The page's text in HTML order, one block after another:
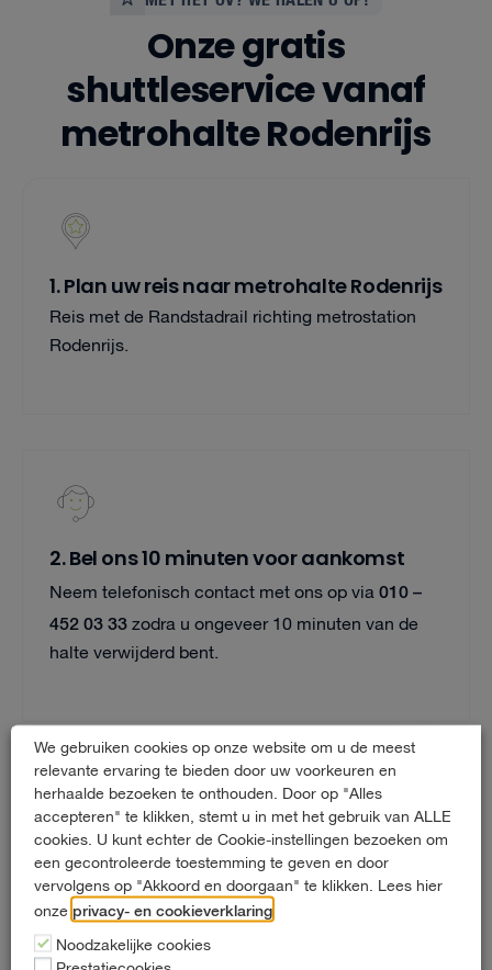
Onze gratis
shuttleservice vanaf
metrohalte Rodenrijs
1. Plan uw reis naar metrohalte Rodenrijs
Reis met de Randstadrail richting metrostation
Rodenrijs.
2. Bel ons 10 minuten voor aankomst
Neem telefonisch contact met ons op via010 –
452 03 33zodra u ongeveer 10 minuten van de
halte verwijderd bent.
3. We halen u op met een auto of busje
Onze medewerker pikt u op bij de metrohalte. De
rit naar onze locatie duurt ongeveer 3 minuten.
We gebruiken cookies op onze website om u de meest
relevante ervaring te bieden door uw voorkeuren en
herhaalde bezoeken te onthouden. Door op "Alles
accepteren" te klikken, stemt u in met het gebruik van ALLE
cookies. U kunt echter de Cookie-instellingen bezoeken om
een gecontroleerde toestemming te geven en door
vervolgens op "Akkoord en doorgaan" te klikken. Lees hier
onze privacy- en cookieverklaring
Noodzakelijke cookies